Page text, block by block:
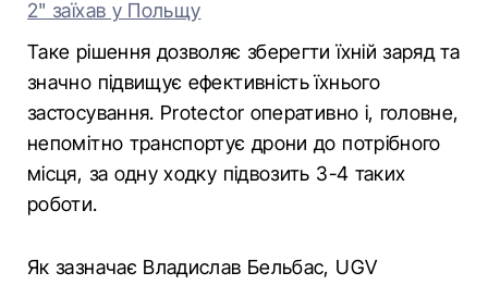
2" заїхав у Польщу
Таке рішення дозволяє зберегти їхній заряд та
значно підвищує ефективність їхнього
застосування. Protector оперативно і, головне,
непомітно транспортує дрони до потрібного
місця, за одну ходку підвозить 3-4 таких
роботи.
Як зазначає Владислав Бельбас, UGV